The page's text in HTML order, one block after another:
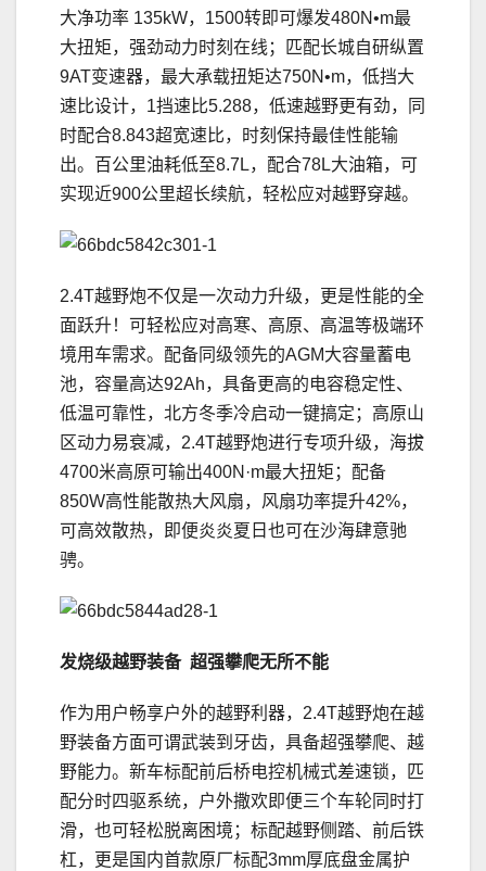
大净功率 135kW，1500转即可爆发480N•m最
大扭矩，强劲动力时刻在线；匹配长城自研纵置
9AT变速器，最大承载扭矩达750N•m，低挡大
速比设计，1挡速比5.288，低速越野更有劲，同
时配合8.843超宽速比，时刻保持最佳性能输
出。百公里油耗低至8.7L，配合78L大油箱，可
实现近900公里超长续航，轻松应对越野穿越。
2.4T越野炮不仅是一次动力升级，更是性能的全
面跃升！可轻松应对高寒、高原、高温等极端环
境用车需求。配备同级领先的AGM大容量蓄电
池，容量高达92Ah，具备更高的电容稳定性、
低温可靠性，北方冬季冷启动一键搞定；高原山
区动力易衰减，2.4T越野炮进行专项升级，海拔
4700米高原可输出400N·m最大扭矩；配备
850W高性能散热大风扇，风扇功率提升42%，
可高效散热，即便炎炎夏日也可在沙海肆意驰
骋。
发烧级越野装备 超强攀爬无所不能
作为用户畅享户外的越野利器，2.4T越野炮在越
野装备方面可谓武装到牙齿，具备超强攀爬、越
野能力。新车标配前后桥电控机械式差速锁，匹
配分时四驱系统，户外撒欢即便三个车轮同时打
滑，也可轻松脱离困境；标配越野侧踏、前后铁
杠，更是国内首款原厂标配3mm厚底盘金属护